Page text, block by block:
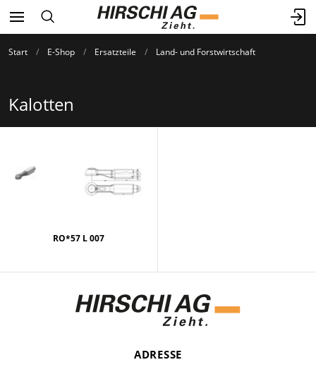
Start E-Shop Ersatzteile Land- und Forstwirtschaft
Kalotten
RO*57 L 007
ADRESSE